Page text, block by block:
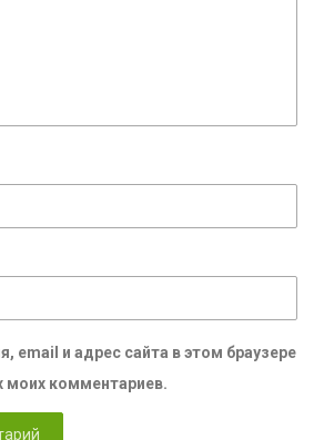
email и адрес сайта в этом браузере
комментариев.